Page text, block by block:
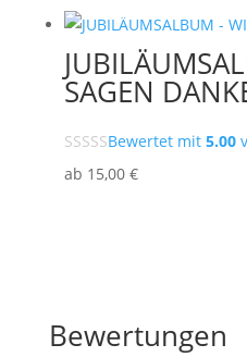
SAGEN
Bewertet mit 5.00
ab 15,00 €
Bewertungen